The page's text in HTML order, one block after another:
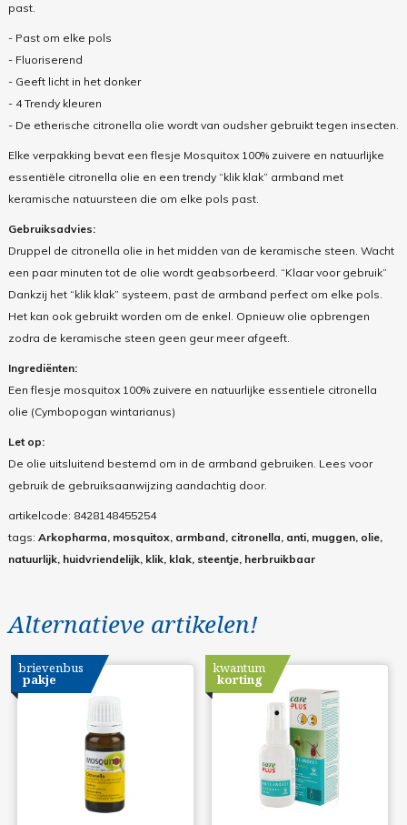
past.
- Past om elke pols
- Fluoriserend
- Geeft licht in het donker
- 4 Trendy kleuren
- De etherische citronella olie wordt van oudsher gebruikt tegen insecten.
Elke verpakking bevat een flesje Mosquitox 100% zuivere en natuurlijke
essentiële citronella olie en een trendy “klik klak” armband met
keramische natuursteen die om elke pols past.
Gebruiksadvies:
Druppel de citronella olie in het midden van de keramische steen. Wacht
een paar minuten tot de olie wordt geabsorbeerd. “Klaar voor gebruik”
Dankzij het “klik klak” systeem, past de armband perfect om elke pols.
Het kan ook gebruikt worden om de enkel. Opnieuw olie opbrengen
zodra de keramische steen geen geur meer afgeeft.
Ingrediënten:
Een flesje mosquitox 100% zuivere en natuurlijke essentiele citronella
olie (Cymbopogan wintarianus)
Let op:
De olie uitsluitend bestemd om in de armband gebruiken. Lees voor
gebruik de gebruiksaanwijzing aandachtig door.
artikelcode: 8428148455254
tags: Arkopharma, mosquitox, armband, citronella, anti, muggen, olie,
natuurlijk, huidvriendelijk, klik, klak, steentje, herbruikbaar
Alternatieve artikelen!
brievenbus
pakje
kwantum
korting